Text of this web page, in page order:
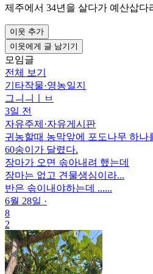
제주에서 34년을 살다가 예산삽
이웃 추가
이웃에게 글 남기기
모임글
전체 보기
기타작물·영농일지
그ㅢㅢㅣㅂ
3일 전
자유주제 ·자유게시판
귀농할때 농막앞에 포도나무 하나
60송이가 달렸다.
장마가 오면 솎아내려 했는데
장마는 없고 견물생심이라...
반은 솎이내야하는데 ......
6월 28일 ·
8
2